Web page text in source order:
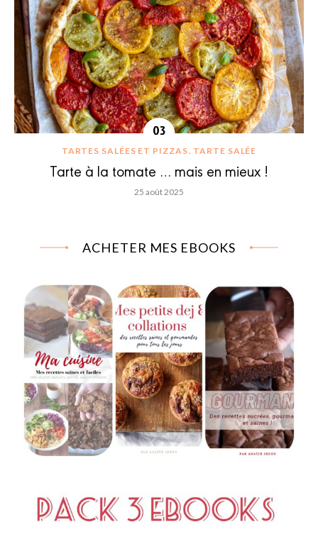
TARTES SALÉES ET PIZZAS TARTE SALÉE
Tarte à la tomate … mais en mieux !
25 août 2025
ACHETER MES EBOOKS